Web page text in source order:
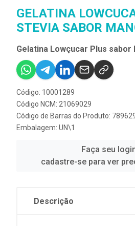
GELATINA
STEVIA SABOR
Gelatina Lowçucar Plus sabor
Código: 10001289
Código NCM: 21069029
Código de Barras do Produto:
Embalagem: UN\1
Faça seu
cadastre-se para ver
Descrição